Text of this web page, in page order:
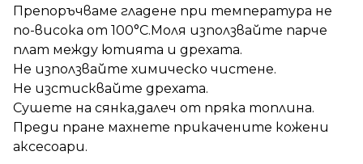
Препоръчваме гладене при температура не
по-висока от 100°C.Моля използвайте парче
плат между ютията и дрехата.
Не използвайте химическо чистене.
Не изстисквайте дрехата.
Сушете на сянка,далеч от пряка топлина.
Преди пране махнете прикачените кожени
аксесоари.